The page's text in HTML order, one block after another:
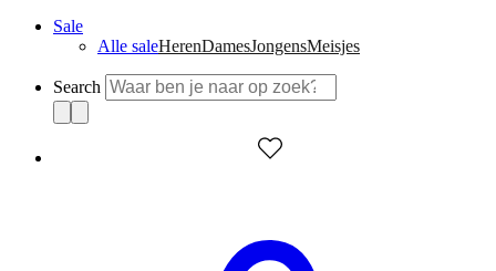
Sale
Alle saleHerenDamesJongensMeisjes
Search